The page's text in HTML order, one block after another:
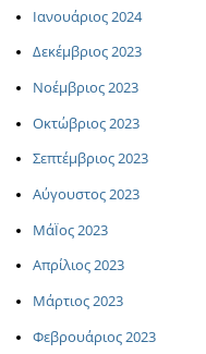
Ιανουάριος 2024
Δεκέμβριος 2023
Νοέμβριος 2023
Οκτώβριος 2023
Σεπτέμβριος 2023
Αύγουστος 2023
ΜάΪος 2023
Απρίλιος 2023
Μάρτιος 2023
Φεβρουάριος 2023